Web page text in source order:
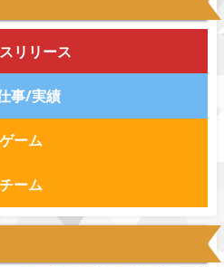
リリース
事/実績
ゲーム
チーム